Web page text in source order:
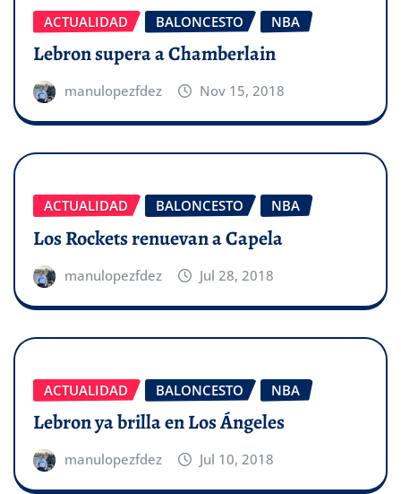
ACTUALIDAD BALONCESTO NBA
Lebron supera a Chamberlain
manulopezfdez Nov 15, 2018
ACTUALIDAD BALONCESTO NBA
Los Rockets renuevan a Capela
manulopezfdez Jul 28, 2018
ACTUALIDAD BALONCESTO NBA
Lebron ya brilla en Los Ángeles
manulopezfdez Jul 10, 2018